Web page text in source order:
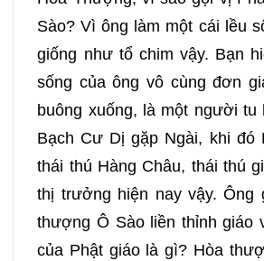
Sào? Vì ông làm một cái lều
giống như tổ chim vậy. Bạn
sống của ông vô cùng đơn
buông xuống, là một người tu
Bạch Cư Dị gặp Ngài, khi đó
thái thú Hàng Châu, thái thú
thị trưởng hiện nay vậy. Ông
thượng Ô Sào liền thỉnh giáo
của Phật giáo là gì? Hòa